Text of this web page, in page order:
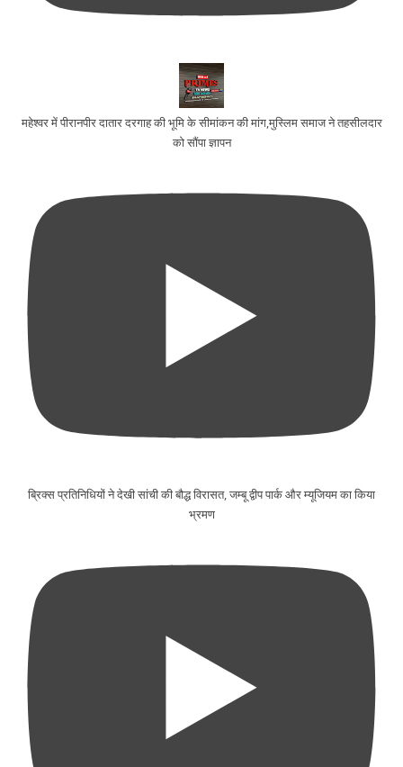
महेश्वर में पीरानपीर दातार दरगाह की भूमि के सीमांकन की मांग,मुस्लिम समाज ने तहसीलदार
को सौंपा ज्ञापन
ब्रिक्स प्रतिनिधियों ने देखी सांची की बौद्ध विरासत, जम्बू द्वीप पार्क और म्यूजियम का किया
भ्रमण